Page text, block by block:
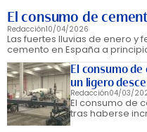
El consumo de
Redacción10/04/2026
Las fuertes lluvias de enero
cemento en España a
El consumo
un ligero
Redacción04/03/
El consumo de
tras haberse